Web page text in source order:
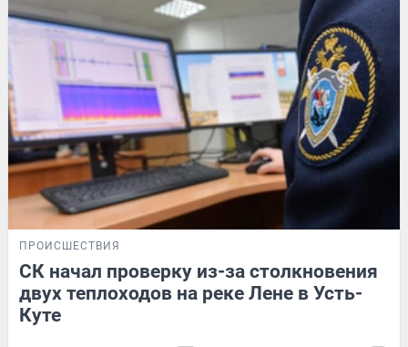
ПРОИСШЕСТВИЯ
СК начал проверку из-за столкновения
двух теплоходов на реке Лене в Усть-
Куте